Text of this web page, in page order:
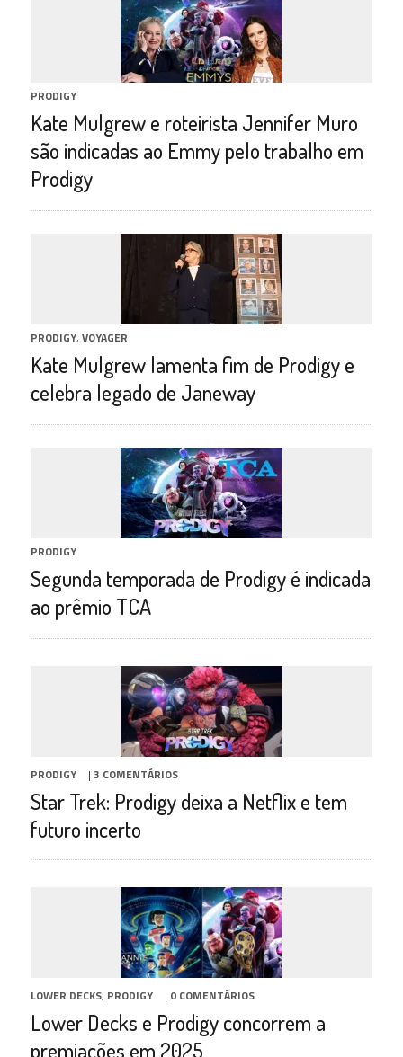
PRODIGY
Kate Mulgrew e roteirista Jennifer Muro
são indicadas ao Emmy pelo trabalho em
Prodigy
PRODIGY, VOYAGER
Kate Mulgrew lamenta fim de Prodigy e
celebra legado de Janeway
PRODIGY
Segunda temporada de Prodigy é indicada
ao prêmio TCA
PRODIGY | 3 COMENTÁRIOS
Star Trek: Prodigy deixa a Netflix e tem
futuro incerto
LOWER DECKS, PRODIGY | 0 COMENTÁRIOS
Lower Decks e Prodigy concorrem a
premiações em 2025